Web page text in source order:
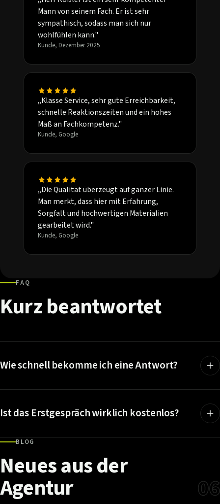
Mann von seinem Fach. Er ist sehr
sympathisch, sodass man sich nur
wohlfühlen kann."
Kunde, Dezember 2025
„Klasse Service, sehr gute Erreichbarkeit,
schnelle Reaktionszeiten und ein hohes
Maß an Fachkompetenz."
Kunde, Google
„Die Qualität überzeugt auf ganzer Linie.
Man merkt, dass hier mit Erfahrung,
Sorgfalt und hochwertigen Materialien
gearbeitet wird."
Kunde, Google
FAQ
Kurzbeantwortet
Wie schnell bekomme ich eine Antwort?
Ist das Erstgespräch wirklich kostenlos?
BLOG
Neuesausder
Agentur 06